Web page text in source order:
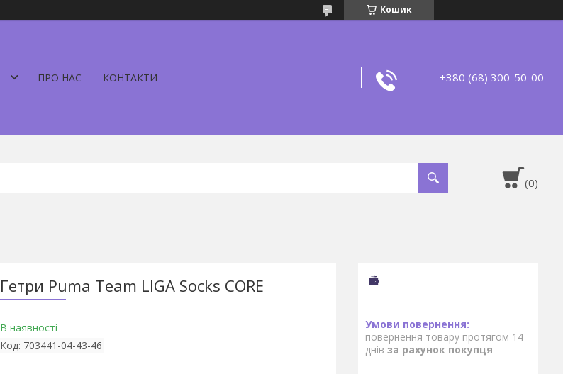
Кошик
ПРО НАС КОНТАКТИ +380 (68) 300-50-00
Гетри Puma Team LIGA Socks CORE
В наявності
Код: 703441-04-43-46
повернення товару протягом 14
днів за рахунок покупця